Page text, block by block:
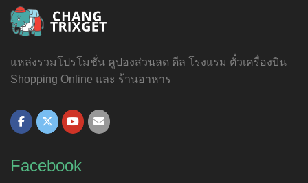
แหล่งรวมโปรโมชั่น คูปองส่วนลด ดีล โรงแรม ตั๋วเครื่องบิน
Shopping Online และ ร้านอาหาร
Facebook